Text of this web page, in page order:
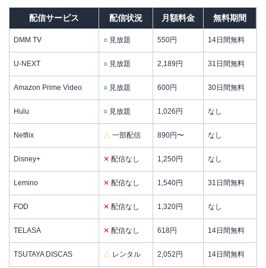
配信サービス 配信状況 月額料金 無料期間
DMM TV ○ 見放題 550円 14日間無料
U-NEXT ○ 見放題 2,189円 31日間無料
Amazon Prime Video ○ 見放題 600円 30日間無料
Hulu ○ 見放題 1,026円 なし
Netflix △ 一部配信 890円〜 なし
Disney+ ✕ 配信なし 1,250円 なし
Lemino ✕ 配信なし 1,540円 31日間無料
FOD ✕ 配信なし 1,320円 なし
TELASA ✕ 配信なし 618円 14日間無料
TSUTAYA DISCAS △ レンタル 2,052円 14日間無料